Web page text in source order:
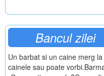
Bancul zilei
Un barbat si un caine merg
cainele sau poate